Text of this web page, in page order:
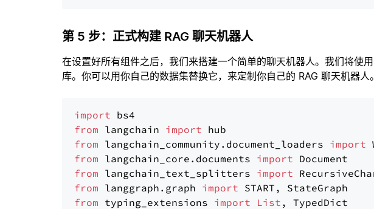
第 5 步：正式构建 RAG 聊天机器人
在设置好所有组件之后，我们来搭建一个简单的聊天机器人。我们将使用
库。你可以用你自己的数据集替换它，来定制你自己的 RAG 聊天机器人。
import
from langchain import
from langchain_community.document_loaders import
from langchain_core.documents import
from langchain_text_splitters import
from langgraph.graph import
from typing_extensions import List , TypedDict